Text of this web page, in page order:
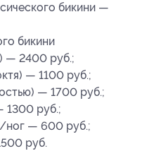
бикини —
бикини
— 2400 руб.;
— 1100 руб.;
— 1700 руб.;
1300 руб.;
ног — 600 руб.;
руб.